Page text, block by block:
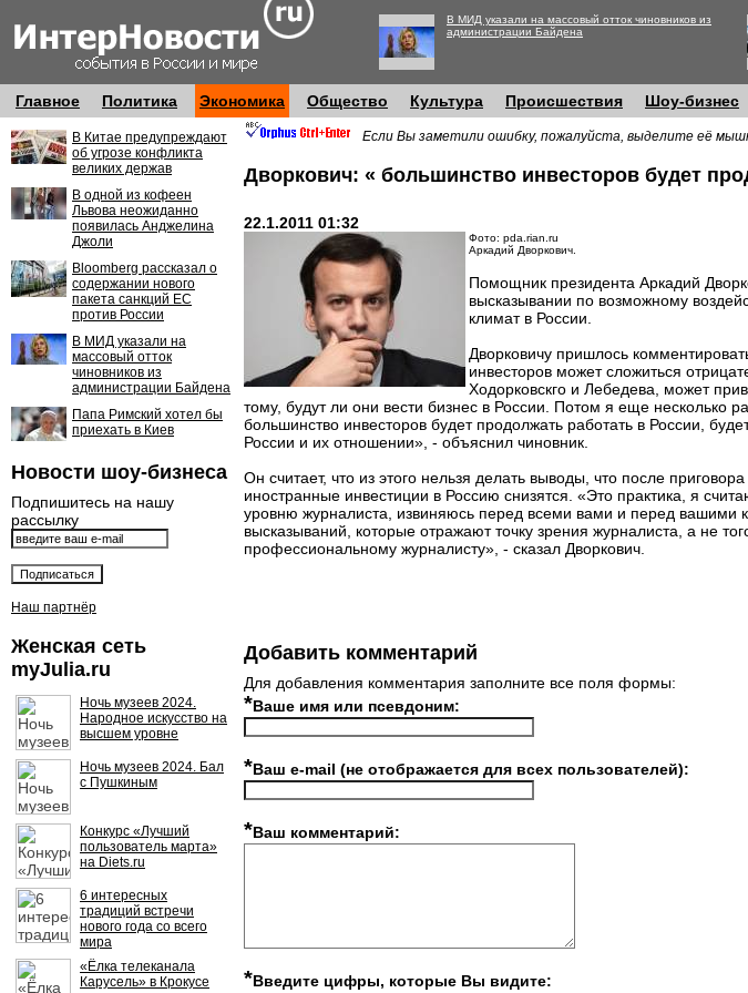
В МИД указали на массовый отток чиновников из
администрации Байдена
Главное Политика Экономика Общество Культура Происшествия Шоу-бизнес
В Китае предупреждают
об угрозе конфликта
великих держав
В одной из кофеен
Львова неожиданно
появилась Анджелина
Джоли
Bloomberg рассказал о
содержании нового
пакета санкций ЕС
против России
В МИД указали на
массовый отток
чиновников из
администрации Байдена
Папа Римский хотел бы
приехать в Киев
Новости шоу-бизнеса
Подпишитесь на нашу
рассылку
Наш партнёр
Женская сеть
myJulia.ru
Ночь музеев 2024.
Народное искусство на
высшем уровне
Ночь музеев 2024. Бал
с Пушкиным
Конкурс «Лучший
пользователь марта»
на Diets.ru
6 интересных
традиций встречи
нового года со всего
мира
«Ёлка телеканала
Карусель» в Крокусе
Если Вы заметили ошибку, пожалуйста, выделите её
Дворкович: « большинство инвесторов будет
22.1.2011 01:32
Фото: pda.rian.ru
Аркадий Дворкович.
Помощник президента Аркадий
высказывании по возможному
климат в России.
Дворковичу пришлось
инвесторов может сложиться
Ходорковскго и Лебедева, может
тому, будут ли они вести бизнес в России. Потом я еще несколько
большинство инвесторов будет продолжать работать в России,
России и их отношении», - объяснил чиновник.
Он считает, что из этого нельзя делать выводы, что после
иностранные инвестиции в Россию снизятся. «Это практика, я
уровню журналиста, извиняюсь перед всеми вами и перед вашими
высказываний, которые отражают точку зрения журналиста, а не
профессиональному журналисту», - сказал Дворкович.
Добавить комментарий
Для добавления комментария заполните все поля формы:
*Ваше имя или псевдоним:
*Ваш e-mail (не отображается для всех пользователей):
*Ваш комментарий:
*Введите цифры, которые Вы видите: